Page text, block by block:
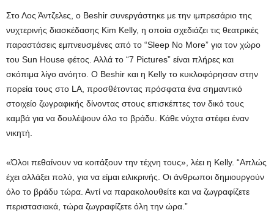
Στο Λος Άντζελες, ο Beshir συνεργάστηκε με την ιμπρεσάριο της
νυχτερινής διασκέδασης Kim Kelly, η οποία σχεδιάζει τις θεατρικές
παραστάσεις εμπνευσμένες από το “Sleep No More” για τον χώρο
του Sun House φέτος. Αλλά το “7 Pictures” είναι πλήρες και
σκόπιμα λίγο ανόητο. Ο Beshir και η Kelly το κυκλοφόρησαν στην
πορεία τους στο LA, προσθέτοντας πρόσφατα ένα σημαντικό
στοιχείο ζωγραφικής δίνοντας στους επισκέπτες τον δικό τους
καμβά για να δουλέψουν όλο το βράδυ. Κάθε νύχτα στέφει έναν
νικητή.
«Όλοι πεθαίνουν να κοιτάξουν την τέχνη τους», λέει η Kelly. “Απλώς
έχει αλλάξει πολύ, για να είμαι ειλικρινής. Οι άνθρωποι δημιουργούν
όλο το βράδυ τώρα. Αντί να παρακολουθείτε και να ζωγραφίζετε
περιστασιακά, τώρα ζωγραφίζετε όλη την ώρα.”